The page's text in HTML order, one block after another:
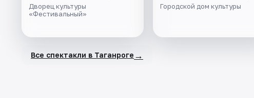
Дворец культуры
«Фестивальный»
Городской дом культуры
Все спектакли в Таганроге →